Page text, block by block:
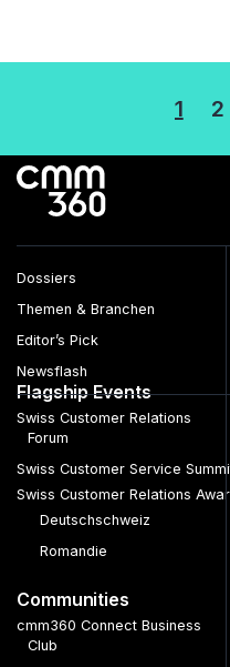
der
Beiträge
1 2
Dossiers
Themen & Branchen
Editor’s Pick
Newsflash
Flagship Events
Swiss Customer Relations
Forum
Swiss Customer Service
Swiss Customer Relations
Deutschschweiz
Romandie
Communities
cmm360 Connect Business
Club